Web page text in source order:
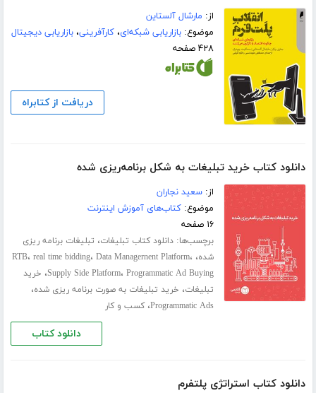
از: مارشال آلستاین
موضوع:بازاریابی شبکه‌ای،کارآفرینی،بازاریابی دیجیتال
۴۲۸ صفحه
دریافت از کتابراه
دانلود کتاب خرید تبلیغات به شکل برنامه‌ریزی شده
از:سعید نجاران
موضوع:کتاب‌های آموزش اینترنت
۱۶ صفحه
برچسب‌ها:دانلود کتاب تبلیغات، تبلیغات برنامه ریزی
شده، RTB، real time bidding، Data Managernent Platform،
Supply Side Platform، Programmatic Ad Buying ، خرید
تبلیغات، خرید تبلیغات به صورت برنامه ریزی شده،
Programmatic Ads،کسب و کار
دانلود کتاب
دانلود کتاب استراتژی پلتفرم